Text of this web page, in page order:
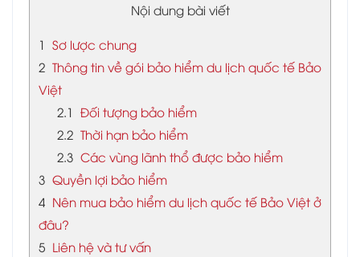
Nội dung bài viết
1 Sơ lược chung
2 Thông tin về gói bảo hiểm du lịch quốc tế Bảo
Việt
2.1 Đối tượng bảo hiểm
2.2 Thời hạn bảo hiểm
2.3 Các vùng lãnh thổ được bảo hiểm
3 Quyền lợi bảo hiểm
4 Nên mua bảo hiểm du lịch quốc tế Bảo Việt ở
đâu?
5 Liên hệ và tư vấn